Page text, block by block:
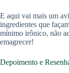
E aqui vai mais um
ingredientes que
mínimo irônico, não
emagrecer!
Depoimento e